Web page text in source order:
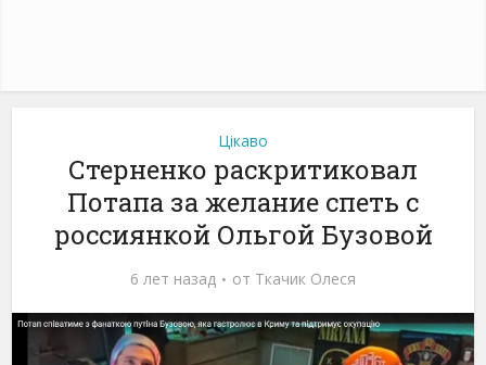
Цікаво
Стерненко раскритиковал
Потапа за желание спеть с
россиянкой Ольгой Бузовой
6 лет назад от Ткачик Олеся